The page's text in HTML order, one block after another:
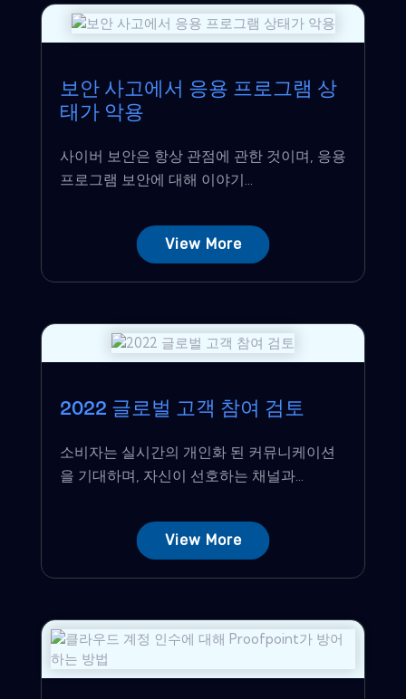
보안 사고에서 응용 프로그램 상
태가 악용
사이버 보안은 항상 관점에 관한 것이며, 응용
프로그램 보안에 대해 이야기...
View More
2022 글로벌 고객 참여 검토
소비자는 실시간의 개인화 된 커뮤니케이션
을 기대하며, 자신이 선호하는 채널과...
View More